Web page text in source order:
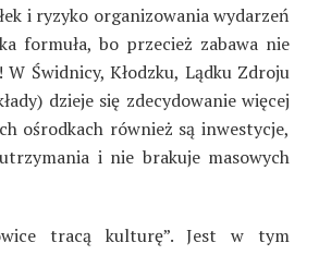
i ryzyko organizowania wydarzeń
formuła, bo przecież zabawa nie
Świdnicy, Kłodzku, Lądku Zdroju
dzieje się zdecydowanie więcej
ośrodkach również są inwestycje,
i nie brakuje masowych
tracą kulturę”. Jest w tym